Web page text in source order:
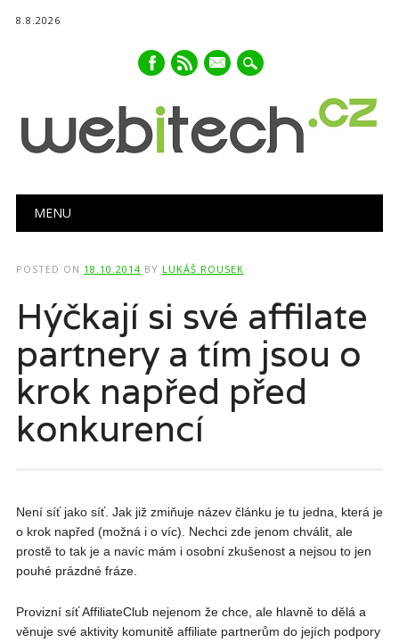
8.8.2026
mail
Main menu
MENU
POSTED ON 18.10.2014 BY LUKÁŠ ROUSEK
Hýčkají si své affilate
partnery a tím jsou o
krok napřed před
konkurencí
Není síť jako síť. Jak již zmiňuje název článku je tu jedna, která je
o krok napřed (možná i o víc). Nechci zde jenom chválit, ale
prostě to tak je a navíc mám i osobní zkušenost a nejsou to jen
pouhé prázdné fráze.
Provizní síť AffiliateClub nejenom že chce, ale hlavně to dělá a
věnuje své aktivity komunitě affiliate partnerům do jejích podpory